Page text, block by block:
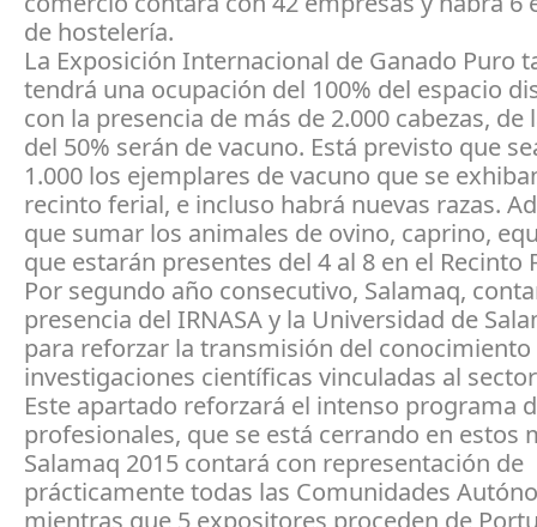
de hostelería.
La Exposición Internacional de Ganado Puro
tendrá una ocupación del 100% del espacio
con la presencia de más de 2.000 cabezas, de
del 50% serán de vacuno. Está previsto que
1.000 los ejemplares de vacuno que se
recinto ferial, e incluso habrá nuevas razas.
que sumar los animales de ovino, caprino,
que estarán presentes del 4 al 8 en el Recinto
Por segundo año consecutivo, Salamaq,
presencia del IRNASA y la Universidad de
para reforzar la transmisión del conocimiento
investigaciones científicas vinculadas al
Este apartado reforzará el intenso programa
profesionales, que se está cerrando en estos
Salamaq 2015 contará con representación de
prácticamente todas las Comunidades